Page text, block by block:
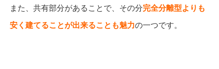
また、共有部分があることで、その分完全分離型よりも
安く建てることが出来ることも魅力の一つです。